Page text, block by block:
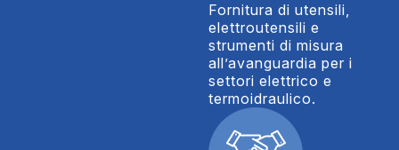
Fornitura di utensili,
elettroutensili e
strumenti di misura
all’avanguardia per i
settori elettrico e
termoidraulico.